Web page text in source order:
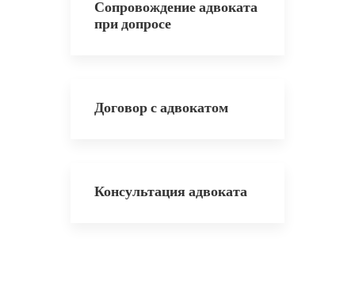
Сопровождение адвоката
при допросе
Договор с адвокатом
Консультация адвоката